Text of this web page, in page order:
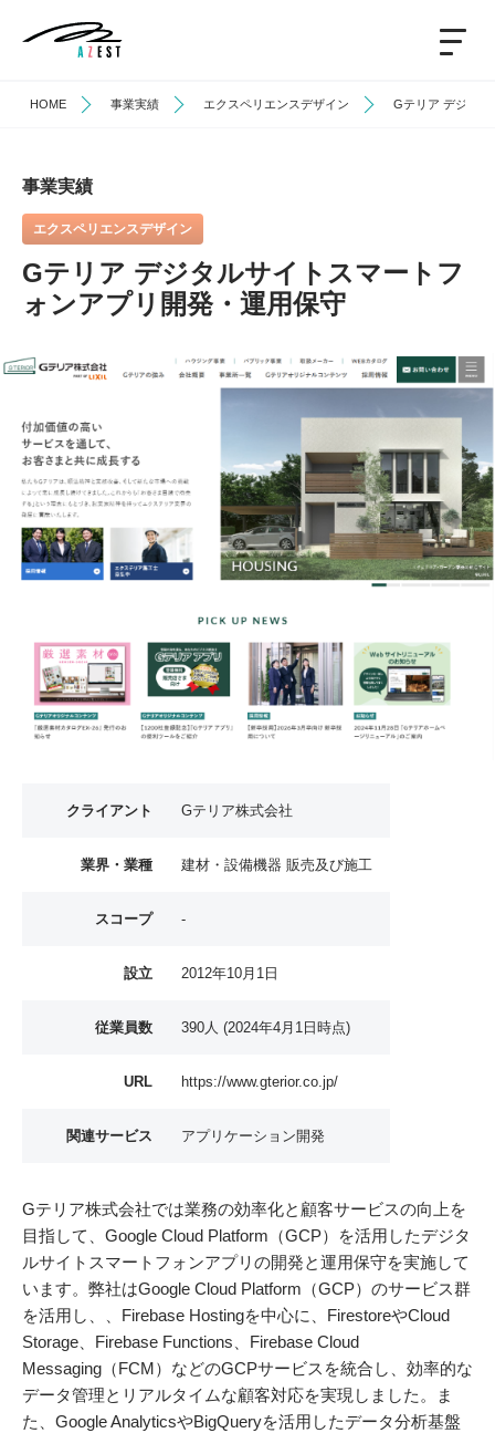
HOME 事業実績 エクスペリエンスデザイン Gテリア デジタ
事業実績
エクスペリエンスデザイン
Gテリア デジタルサイトスマートフ
ォンアプリ開発・運用保守
クライアント Gテリア株式会社
業界・業種 建材・設備機器 販売及び施工
スコープ -
設立 2012年10月1日
従業員数 390人 (2024年4月1日時点)
URL https://www.gterior.co.jp/
関連サービス アプリケーション開発
Gテリア株式会社では業務の効率化と顧客サービスの向上を
目指して、Google Cloud Platform（GCP）を活用したデジタ
ルサイトスマートフォンアプリの開発と運用保守を実施して
います。弊社はGoogle Cloud Platform（GCP）のサービス群
を活用し、、Firebase Hostingを中心に、FirestoreやCloud
Storage、Firebase Functions、Firebase Cloud
Messaging（FCM）などのGCPサービスを統合し、効率的な
データ管理とリアルタイムな顧客対応を実現しました。ま
た、Google AnalyticsやBigQueryを活用したデータ分析基盤